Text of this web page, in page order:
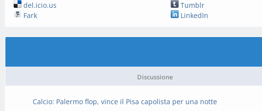
del.icio.us
Tumblr
Fark
LinkedIn
Discussione
Calcio: Palermo flop, vince il Pisa capolista per una notte